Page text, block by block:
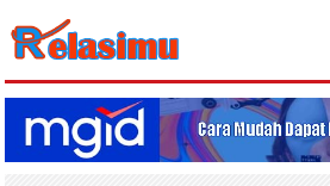
Blog Relasimu